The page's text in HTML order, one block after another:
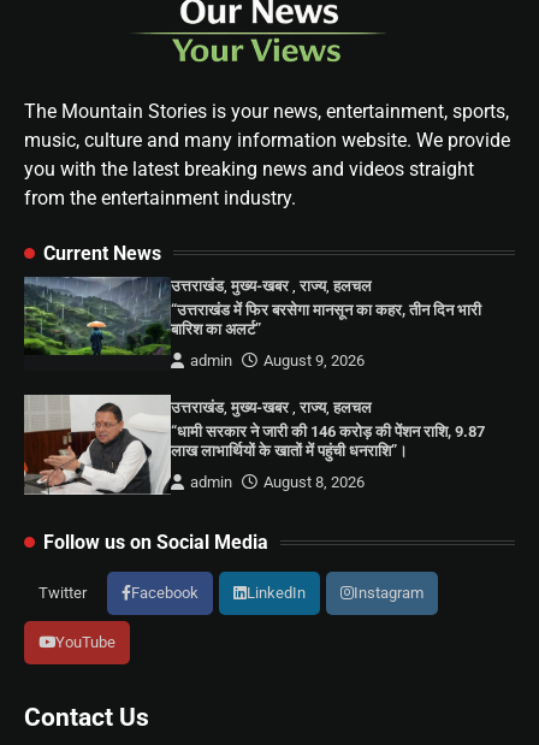
The Mountain Stories is your news, entertainment, sports,
music, culture and many information website. We provide
you with the latest breaking news and videos straight
from the entertainment industry.
Current News
उत्तराखंड,मुख्य-खबर ,राज्य,हलचल
“उत्तराखंड में फिर बरसेगा मानसून का कहर, तीन दिन भारी
बारिश का अलर्ट”
admin
August 9, 2026
उत्तराखंड,मुख्य-खबर ,राज्य,हलचल
“धामी सरकार ने जारी की 146 करोड़ की पेंशन राशि, 9.87
लाख लाभार्थियों के खातों में पहुंची धनराशि”।
admin
August 8, 2026
Follow us on Social Media
Twitter Facebook LinkedIn Instagram
YouTube
Contact Us